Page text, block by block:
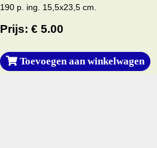
190 p. ing. 15,5x23,5 cm.
Prijs: € 5.00
Toevoegen aan winkelwagen